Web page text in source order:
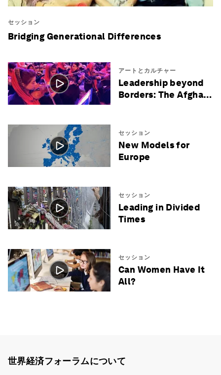
セッション
Bridging Generational Differences
アートとカルチャー
Leadership beyond
Borders: The Afghan
セッション
New Models for
Europe
セッション
Leading in Divided
Times
セッション
Can Women Have It
All?
世界経済フォーラムについて